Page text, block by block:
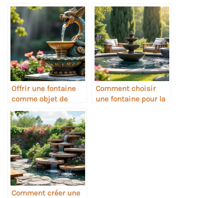
d’harmonie et de vie
modernes
Offrir une fontaine
comme objet de
collection
Comment choisir
une fontaine pour la
Comment créer une